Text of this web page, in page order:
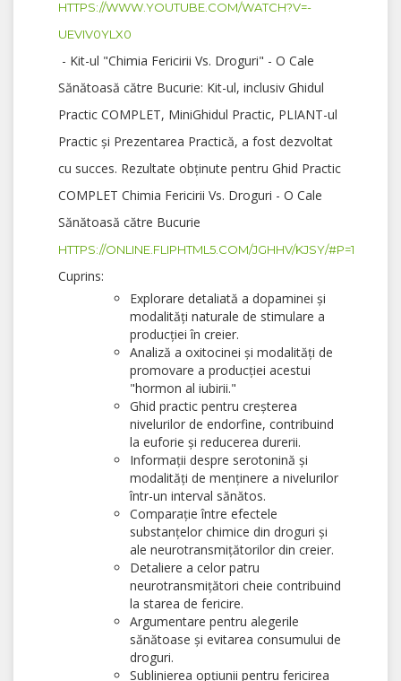
HTTPS://WWW.YOUTUBE.COM/WATCH?V=-
UEVIV0YLX0
- Kit-ul "Chimia Fericirii Vs. Droguri" - O Cale
Sănătoasă către Bucurie: Kit-ul, inclusiv Ghidul
Practic COMPLET, MiniGhidul Practic, PLIANT-ul
Practic și Prezentarea Practică, a fost dezvoltat
cu succes. Rezultate obținute pentru Ghid Practic
COMPLET Chimia Fericirii Vs. Droguri - O Cale
Sănătoasă către Bucurie
HTTPS://ONLINE.FLIPHTML5.COM/JGHHV/KJSY/#P=1
Cuprins:
Explorare detaliată a dopaminei și
modalități naturale de stimulare a
producției în creier.
Analiză a oxitocinei și modalități de
promovare a producției acestui
"hormon al iubirii."
Ghid practic pentru creșterea
nivelurilor de endorfine, contribuind
la euforie și reducerea durerii.
Informații despre serotonină și
modalități de menținere a nivelurilor
într-un interval sănătos.
Comparație între efectele
substanțelor chimice din droguri și
ale neurotransmițătorilor din creier.
Detaliere a celor patru
neurotransmițători cheie contribuind
la starea de fericire.
Argumentare pentru alegerile
sănătoase și evitarea consumului de
droguri.
Sublinierea opțiunii pentru fericirea